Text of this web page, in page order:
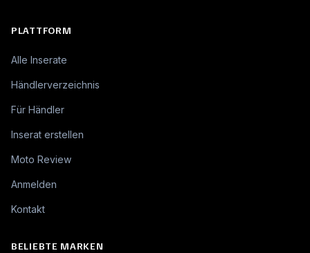
PLATTFORM
Alle Inserate
Händlerverzeichnis
Für Händler
Inserat erstellen
Moto Review
Anmelden
Kontakt
BELIEBTE MARKEN